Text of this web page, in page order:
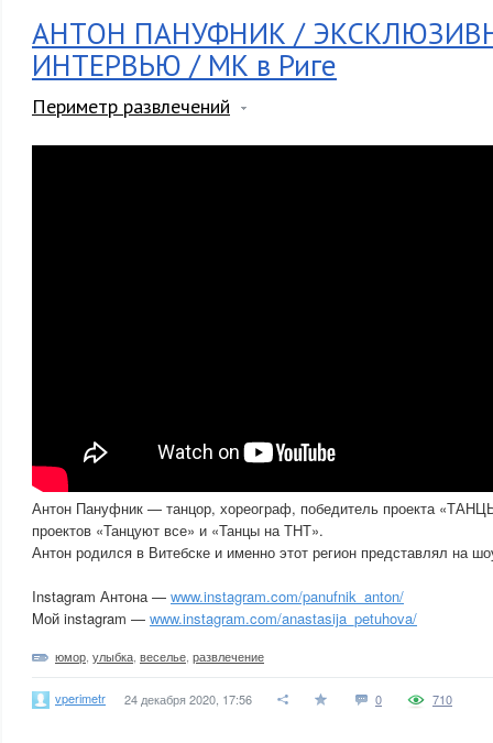
АНТОН ПАНУФНИК /
ИНТЕРВЬЮ / МК в Риге
Периметр развлечений
Антон Пануфник — танцор, хореограф, победитель проекта
проектов «Танцуют все» и «Танцы на ТНТ».
Антон родился в Витебске и именно этот регион представлял на
Instagram Антона — www.instagram.com/panufnik_anton/
Mой instagram — www.instagram.com/anastasija_petuhova/
юмор улыбка веселье развлечение
vperimetr 24 декабря 2020, 17:56 0 710